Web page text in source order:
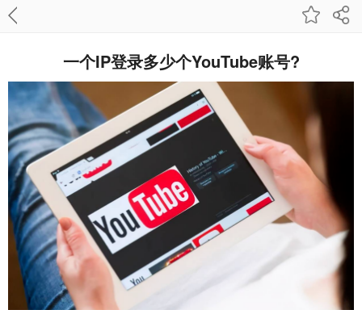
一个IP登录多少个YouTube账号?